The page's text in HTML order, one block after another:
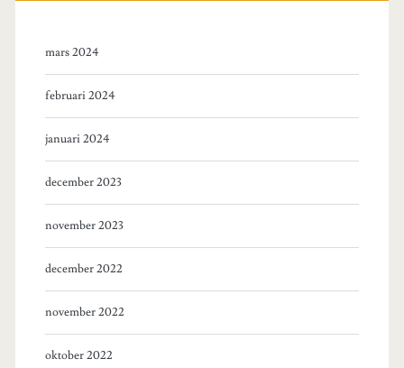
mars 2024
februari 2024
januari 2024
december 2023
november 2023
december 2022
november 2022
oktober 2022